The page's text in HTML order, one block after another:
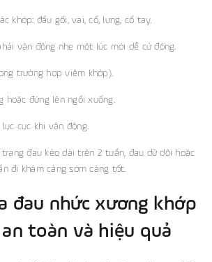
khớp: đầu gối, vai, cổ, lưng, cổ tay.
vận động nhẹ một lúc mới dễ cử động.
trường hợp viêm khớp).
hoặc đứng lên ngồi xuống.
cục khi vận động.
đau kéo dài trên 2 tuần, đau dữ dội hoặc
đi khám càng sớm càng tốt.
đau nhức xương khớp
toàn và hiệu quả